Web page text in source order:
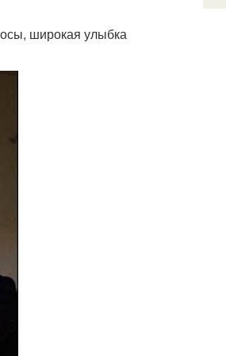
широкая улыбка